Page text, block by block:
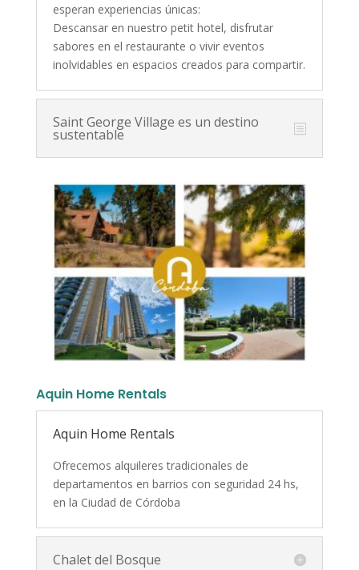
esperan experiencias únicas:
Descansar en nuestro petit hotel, disfrutar
sabores en el restaurante o vivir eventos
inolvidables en espacios creados para compartir.
Saint George Village es un destino
sustentable
Aquin Home Rentals
Aquin Home Rentals
Ofrecemos alquileres tradicionales de
departamentos en barrios con seguridad 24 hs,
en la Ciudad de Córdoba
Chalet del Bosque